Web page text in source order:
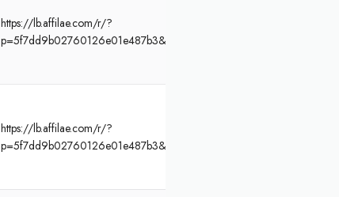
https://lb.affilae.com/r/?
https://lb.affilae.com/r/?